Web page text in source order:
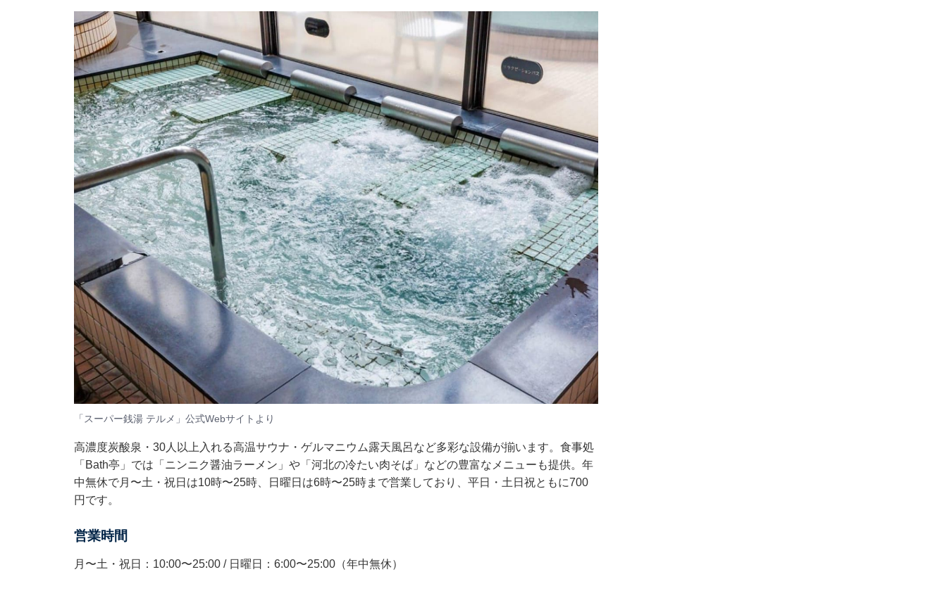
「スーパー銭湯 テルメ」公式Webサイトより
高濃度炭酸泉・30人以上入れる高温サウナ・ゲルマニウム露天風呂など多彩な設備が揃います。食事処
「Bath亭」では「ニンニク醤油ラーメン」や「河北の冷たい肉そば」などの豊富なメニューも提供。年
中無休で月〜土・祝日は10時〜25時、日曜日は6時〜25時まで営業しており、平日・土日祝ともに700
円です。
営業時間
月〜土・祝日：10:00〜25:00 / 日曜日：6:00〜25:00（年中無休）